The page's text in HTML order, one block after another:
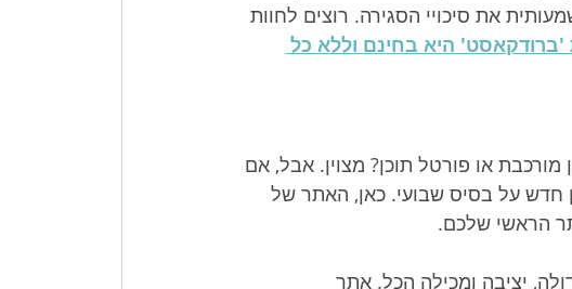
את סיכויי הסגירה. רוצים לחוות
היא בחינם וללא כל
מורכבת או פורטל תוכן? מצוין. אבל, אם
חדש על בסיס שבועי. כאן, האתר של
הראשי שלכם.
יציבה ומכילה הכל. אתר